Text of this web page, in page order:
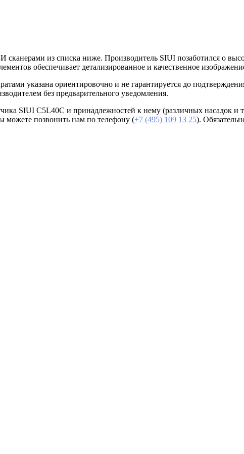
из списка ниже. Производитель SIUI позаботился о
обеспечивает детализированное и качественное
указана ориентировочно и не гарантируется до
без предварительного уведомления.
SIUI C5L40C и принадлежностей к нему (различных насадок
можете позвонить нам по телефону (+7 (495) 109 13 25).